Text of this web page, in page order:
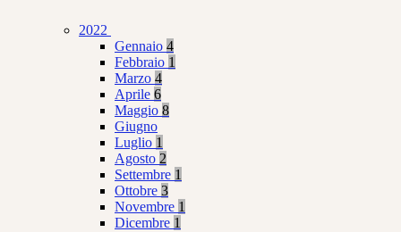
2022
Gennaio 4
Febbraio 1
Marzo 4
Aprile 6
Maggio 8
Giugno
Luglio 1
Agosto 2
Settembre 1
Ottobre 3
Novembre 1
Dicembre 1